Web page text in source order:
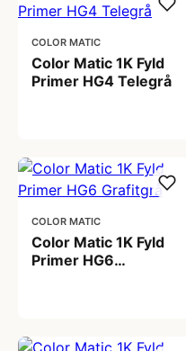
COLOR MATIC
Color Matic 1K Fyld
Primer HG4 Telegrå
COLOR MATIC
Color Matic 1K Fyld
Primer HG6